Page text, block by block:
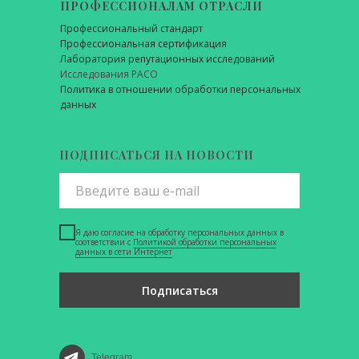
ПРОФЕССИОНАЛАМ ОТРАСЛИ
Профессиональный стандарт
Профессиональная сертификация
Лаборатория репутационных исследований
Исследования РАСО
Политика в отношении обработки персональных
данных
Я даю согласие на обработку персональных данных в
соответствии с Политикой обработки персональных
данных в сети Интернет
Подписаться
ПОДПИСАТЬСЯ НА НОВОСТИ